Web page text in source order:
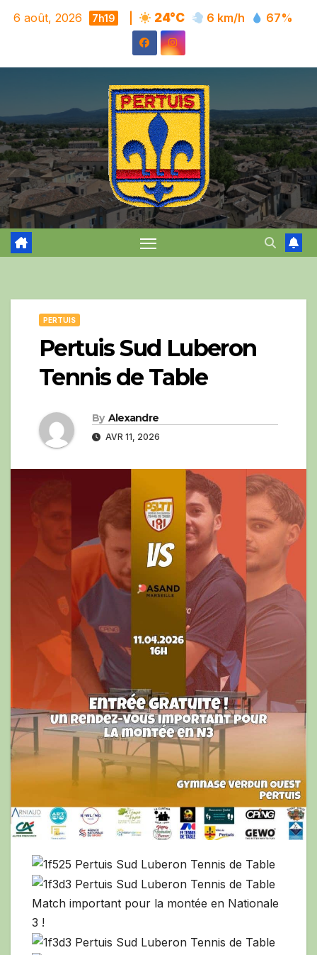
Skip
6 août, 2026 7h19 24°C 6 km/h 67%
PERTUIS
Pertuis Sud Luberon
Tennis de Table
By Alexandre
AVR 11, 2026
Match important pour la montée en Nationale
3 !